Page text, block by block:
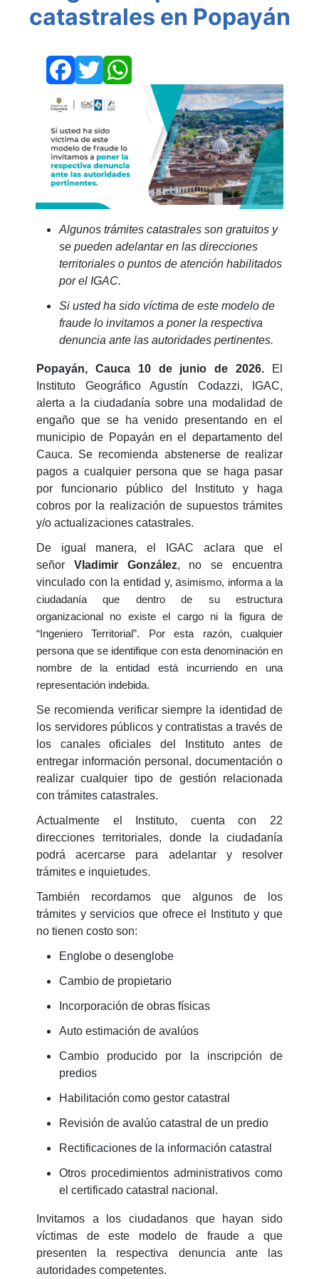
catastrales en Popayán
Facebook
Twitter
Algunos trámites catastrales son gratuitos y
se pueden adelantar en las direcciones
territoriales o puntos de atención habilitados
por el IGAC.
Si usted ha sido víctima de este modelo de
fraude lo invitamos a poner la respectiva
denuncia ante las autoridades pertinentes.
Popayán, Cauca 10 de junio de 2026. El
Instituto Geográfico Agustín Codazzi, IGAC,
alerta a la ciudadanía sobre una modalidad de
engaño que se ha venido presentando en el
municipio de Popayán en el departamento del
Cauca. Se recomienda abstenerse de realizar
pagos a cualquier persona que se haga pasar
por funcionario público del Instituto y haga
cobros por la realización de supuestos trámites
y/o actualizaciones catastrales.
De igual manera, el IGAC aclara que el
señor Vladimir González, no se encuentra
vinculado con la entidad y, asimismo, informa a la
ciudadanía que dentro de su estructura
organizacional no existe el cargo ni la figura de
“Ingeniero Territorial”. Por esta razón, cualquier
persona que se identifique con esta denominación en
nombre de la entidad está incurriendo en una
representación indebida.
Se recomienda verificar siempre la identidad de
los servidores públicos y contratistas a través de
los canales oficiales del Instituto antes de
entregar información personal, documentación o
realizar cualquier tipo de gestión relacionada
con trámites catastrales.
Actualmente el Instituto, cuenta con 22
direcciones territoriales, donde la ciudadanía
podrá acercarse para adelantar y resolver
trámites e inquietudes.
También recordamos que algunos de los
trámites y servicios que ofrece el Instituto y que
no tienen costo son:
Englobe o desenglobe
Cambio de propietario
Incorporación de obras físicas
Auto estimación de avalúos
Cambio producido por la inscripción de
predios
Habilitación como gestor catastral
Revisión de avalúo catastral de un predio
Rectificaciones de la información catastral
Otros procedimientos administrativos como
el certificado catastral nacional.
Invitamos a los ciudadanos que hayan sido
víctimas de este modelo de fraude a que
presenten la respectiva denuncia ante las
autoridades competentes.